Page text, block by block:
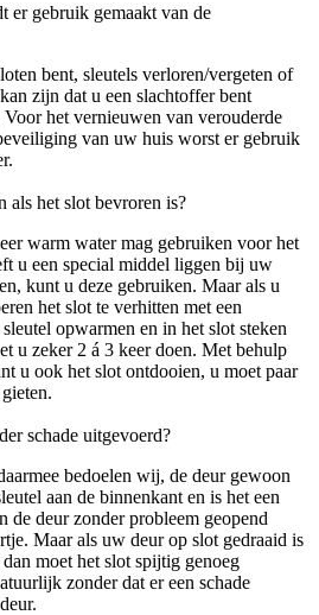
er gebruik gemaakt van de
bent, sleutels verloren/vergeten of
zijn dat u een slachtoffer bent
het vernieuwen van verouderde
van uw huis worst er gebruik
als het slot bevroren is?
warm water mag gebruiken voor het
u een special middel liggen bij uw
kunt u deze gebruiken. Maar als u
het slot te verhitten met een
opwarmen en in het slot steken
u zeker 2 á 3 keer doen. Met behulp
u ook het slot ontdooien, u moet paar
schade uitgevoerd?
bedoelen wij, de deur gewoon
aan de binnenkant en is het een
de deur zonder probleem geopend
Maar als uw deur op slot gedraaid is
moet het slot spijtig genoeg
zonder dat er een schade